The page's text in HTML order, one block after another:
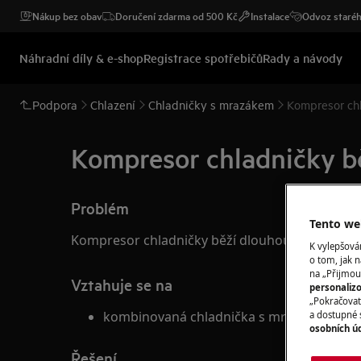
Nákup bez obav Doručení zdarma od 500 Kč Instalace Odvoz
Náhradní díly & e-shopRegistrace spotřebičůRady a návody
Podpora Chlazení Chladničky s mrazákem Kompresor
Kompresor chladničky
Problém
Kompresor chladničky běží dlouhou dobu
Vztahuje se na
kombinovaná chladnička s mrazákem
Tento
K
o tom, jak
na
a dostupné
osobních